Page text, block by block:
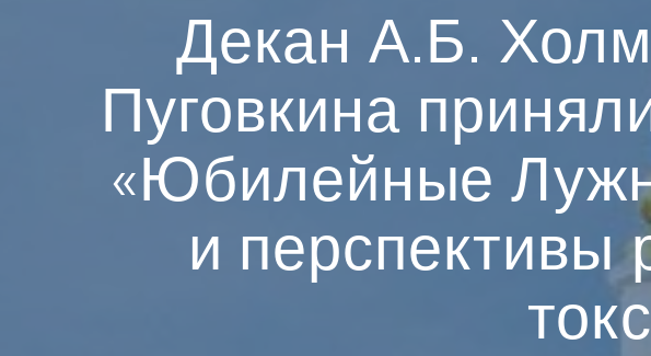
Декан А.Б.
Пуговкина
«Юбилейные
и перспективы